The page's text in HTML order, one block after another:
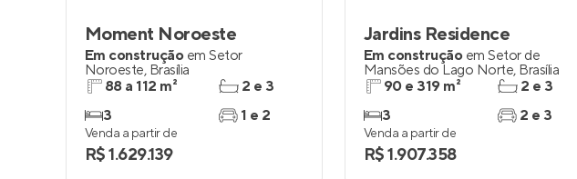
Moment Noroeste
Em construção em Setor
Noroeste, Brasília
88 a 112 m²
3
2 e 3
1 e 2
Venda a partir de
R$ 1.629.139
Jardins Residence
Em construção em Setor de
Mansões do Lago Norte, Brasília
90 e 319 m²
3
2 e 3
2 e 3
Venda a partir de
R$ 1.907.358